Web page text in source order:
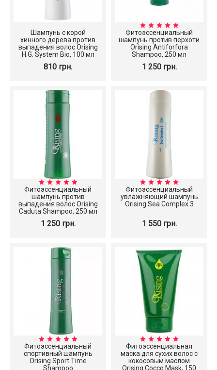
Шампунь с корой
хинного дерева против
выпадения волос Orising
H.G. System Bio, 100 мл
810 грн.
Фитоэссенциальный
шампунь против перхоти
Orising Antiforfora
Shampoo, 250 мл
1 250 грн.
Фитоэссенциальный
шампунь против
выпадения волос Orising
Caduta Shampoo, 250 мл
1 250 грн.
Фитоэссенциальный
увлажняющий шампунь
Orising Sea Complex 3
1 550 грн.
Фитоэссенциальный
спортивный шампунь
Orising Sport Time
Shampoo
Фитоэссенциальная
маска для сухих волос с
кокосовым маслом
Orising Cocco Mask, 150